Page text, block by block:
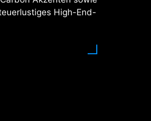
High-End-